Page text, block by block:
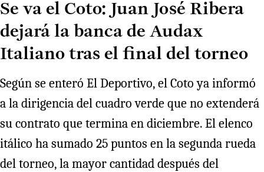
Se va el Coto: Juan José Ribera
dejará la banca de Audax
Italiano tras el final del torneo
Según se enteró El Deportivo, el Coto ya informó
a la dirigencia del cuadro verde que no extenderá
su contrato que termina en diciembre. El elenco
itálico ha sumado 25 puntos en la segunda rueda
del torneo, la mayor cantidad después del